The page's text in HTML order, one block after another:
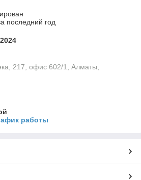
последний год
217, офис 602/1, Алматы,
работы